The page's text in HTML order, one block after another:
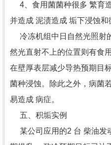
4、食用菌菌种很多 繁育造
并造成 泥渍造成 垢下浸蚀和
冷冻机组中日自然光照射
然光直射不上的位置则有食
在壁厚表层减少导热预期目
菌种浸蚀。除此之外，病菌
易造成 病症。
五、积垢实例
某公司应用的2 台 柴油发